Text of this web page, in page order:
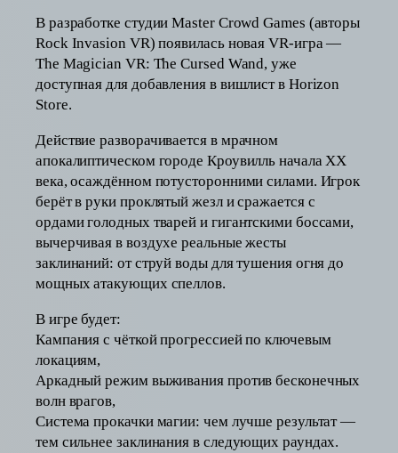
В разработке студии Master Crowd Games (авторы
Rock Invasion VR) появилась новая VR-игра —
The Magician VR: The Cursed Wand, уже
доступная для добавления в вишлист в Horizon
Store.
Действие разворачивается в мрачном
апокалиптическом городе Кроувилль начала XX
века, осаждённом потусторонними силами. Игрок
берёт в руки проклятый жезл и сражается с
ордами голодных тварей и гигантскими боссами,
вычерчивая в воздухе реальные жесты
заклинаний: от струй воды для тушения огня до
мощных атакующих спеллов.
В игре будет:
Кампания с чёткой прогрессией по ключевым
локациям,
Аркадный режим выживания против бесконечных
волн врагов,
Система прокачки магии: чем лучше результат —
тем сильнее заклинания в следующих раундах.